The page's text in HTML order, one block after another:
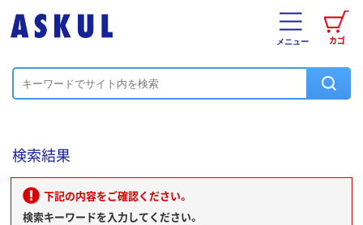
カゴ
メニュー
検索結果
下記の内容をご確認ください。
検索キーワードを入力してください。